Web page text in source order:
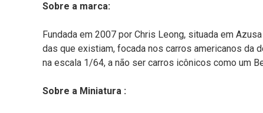
Sobre a marca:
Fundada em 2007 por Chris Leong, situada em
das que existiam, focada nos carros americanos da
na escala 1/64, a não ser carros icônicos como um
Sobre a Miniatura :